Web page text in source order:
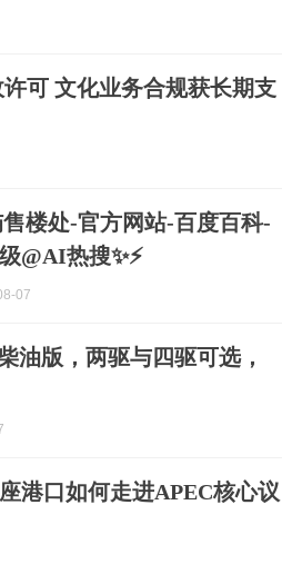
可 文化业务合规获长期支
楼处-官方网站-百度百科-
@AI热搜✨⚡
07
油版，两驱与四驱可选，
港口如何走进APEC核心议